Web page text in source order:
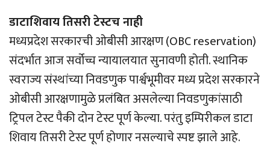
डाटाशिवाय तिसरी टेस्टच नाही
मध्यप्रदेश सरकारची ओबीसी आरक्षण (OBC reservation)
संदर्भात आज सर्वोच्च न्यायालयात सुनावणी होती. स्थानिक
स्वराज्य संस्थांच्या निवडणुक पार्श्वभूमीवर मध्य प्रदेश सरकारने
ओबीसी आरक्षणामुळे प्रलंबित असलेल्या निवडणुकांसाठी
ट्रिपल टेस्ट पैकी दोन टेस्ट पूर्ण केल्या. परंतु इम्पिरीकल डाटा
शिवाय तिसरी टेस्ट पूर्ण होणार नसल्याचे स्पष्ट झाले आहे.